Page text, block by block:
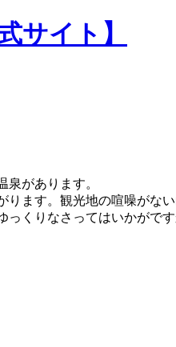
サイト】
があります。
ます。観光地の喧噪がな
くりなさってはいかがで